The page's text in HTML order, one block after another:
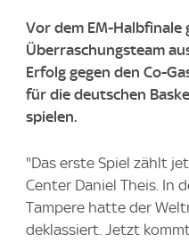
Vor dem EM-Halbfinale
Überraschungsteam
Erfolg gegen den Co-
für die deutschen
spielen.
"Das erste Spiel zählt
Center Daniel Theis. In
Tampere hatte der
deklassiert. Jetzt